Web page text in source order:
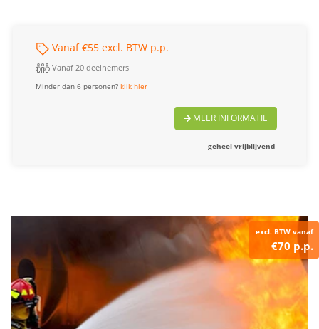
Vanaf €55 excl. BTW p.p.
Vanaf 20 deelnemers
Minder dan 6 personen?klik hier
MEER INFORMATIE
geheel vrijblijvend
excl. BTW vanaf
€70 p.p.